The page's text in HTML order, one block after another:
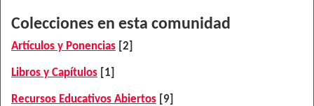
Colecciones en esta comunidad
Artículos y Ponencias [2]
Libros y Capítulos [1]
Recursos Educativos Abiertos [9]